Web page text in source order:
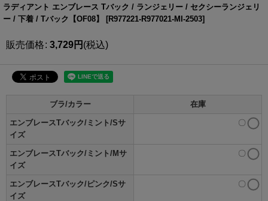
ラディアント エンブレース Tバック / ランジェリー / セクシーランジェリ
ー / 下着 / Tバック【OF08】
[R977221-R977021-MI-2503]
販売価格: 3,729円 (税込)
ブラ/カラー 在庫
エンブレースTバック/ミント/Sサ
イズ
〇
エンブレースTバック/ミント/Mサ
イズ
〇
エンブレースTバック/ピンク/Sサ
イズ
〇